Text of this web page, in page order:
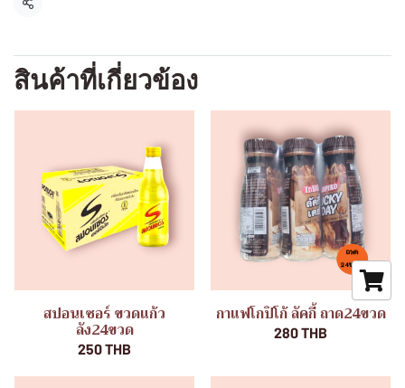
แชร์
สินค้าที่เกี่ยวข้อง
สปอนเซอร์ ขวดแก้ว
ลัง24ขวด
250 THB
กาแฟโกปิโก้ ลัคกี้ ถาด24ขวด
280 THB